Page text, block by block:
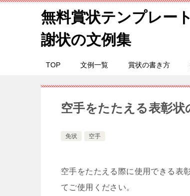
無料賞状テンプレー
謝状の文例集
TOP 文例一覧 賞状の書き方
空手をたたえる表彰状
免状 空手
空手をたたえる際に使用できる表
てご使用ください。